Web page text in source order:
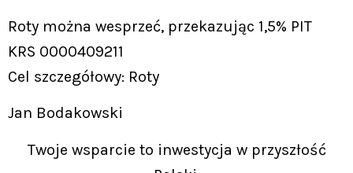
Roty można wesprzeć, przekazując 1,5% PIT
KRS 0000409211
Cel szczegółowy: Roty
Jan Bodakowski
Twoje wsparcie to inwestycja w przyszłość